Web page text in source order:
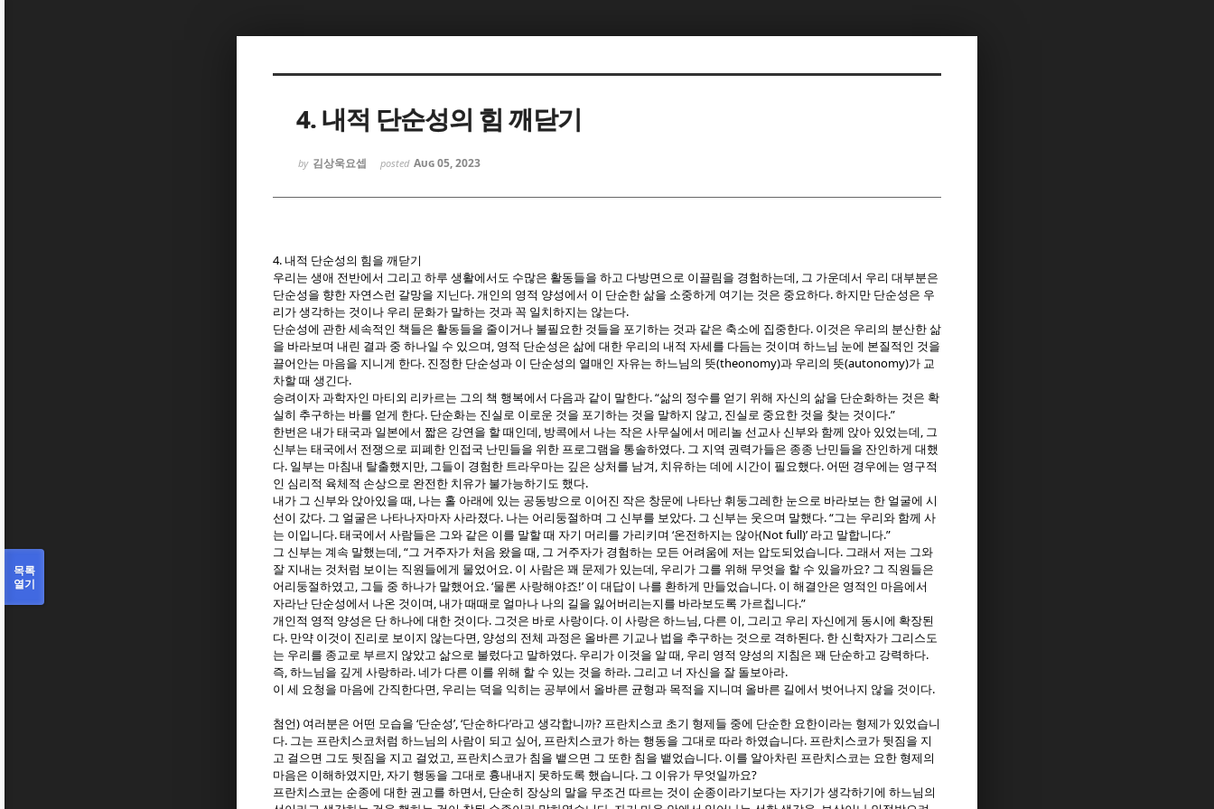
4. 내적 단순성의 힘 깨닫기
by 김상욱요셉 posted Aug 05, 2023
4. 내적 단순성의 힘을 깨닫기
우리는 생애 전반에서 그리고 하루 생활에서도 수많은 활동들을 하고 다방면으로 이끌림을 경험하는데 , 그 가운데서 우리 대부분은
단순성을 향한 자연스런 갈망을 지닌다. 개인의 영적 양성에서 이 단순한 삶을 소중하게 여기는 것은 중요하다. 하지만 단순성은 우
리가 생각하는 것이나 우리 문화가 말하는 것과 꼭 일치하지는 않는다.
단순성에 관한 세속적인 책들은 활동들을 줄이거나 불필요한 것들을 포기하는 것과 같은 축소에 집중한다. 이것은 우리의 분산한 삶
을 바라보며 내린 결과 중 하나일 수 있으며 , 영적 단순성은 삶에 대한 우리의 내적 자세를 다듬는 것이며 하느님 눈에 본질적인 것을
끌어안는 마음을 지니게 한다. 진정한 단순성과 이 단순성의 열매인 자유는 하느님의 뜻(theonomy)과 우리의 뜻(autonomy)가 교
차할 때 생긴다.
승려이자 과학자인 마티외 리카르는 그의 책 행복에서 다음과 같이 말한다. “삶의 정수를 얻기 위해 자신의 삶을 단순화하는 것은 확
실히 추구하는 바를 얻게 한다. 단순화는 진실로 이로운 것을 포기하는 것을 말하지 않고, 진실로 중요한 것을 찾는 것이다.”
한번은 내가 태국과 일본에서 짧은 강연을 할 때인데 , 방콕에서 나는 작은 사무실에서 메리놀 선교사 신부와 함께 앉아 있었는데 , 그
신부는 태국에서 전쟁으로 피폐한 인접국 난민들을 위한 프로그램을 통솔하였다. 그 지역 권력가들은 종종 난민들을 잔인하게 대했
다. 일부는 마침내 탈출했지만, 그들이 경험한 트라우마는 깊은 상처를 남겨 , 치유하는 데에 시간이 필요했다. 어떤 경우에는 영구적
인 심리적 육체적 손상으로 완전한 치유가 불가능하기도 했다.
내가 그 신부와 앉아있을 때 , 나는 홀 아래에 있는 공동방으로 이어진 작은 창문에 나타난 휘둥그레한 눈으로 바라보는 한 얼굴에 시
선이 갔다. 그 얼굴은 나타나자마자 사라졌다. 나는 어리둥절하며 그 신부를 보았다. 그 신부는 웃으며 말했다. “그는 우리와 함께 사
는 이입니다. 태국에서 사람들은 그와 같은 이를 말할 때 자기 머리를 가리키며 ‘온전하지는 않아(Not full)’ 라고 말합니다.”
그 신부는 계속 말했는데 , “그 거주자가 처음 왔을 때 , 그 거주자가 경험하는 모든 어려움에 저는 압도되었습니다. 그래서 저는 그와
잘 지내는 것처럼 보이는 직원들에게 물었어요. 이 사람은 꽤 문제가 있는데 , 우리가 그를 위해 무엇을 할 수 있을까요? 그 직원들은
어리둥절하였고, 그들 중 하나가 말했어요. ‘물론 사랑해야죠!’ 이 대답이 나를 환하게 만들었습니다. 이 해결안은 영적인 마음에서
자라난 단순성에서 나온 것이며 , 내가 때때로 얼마나 나의 길을 잃어버리는지를 바라보도록 가르칩니다.”
개인적 영적 양성은 단 하나에 대한 것이다. 그것은 바로 사랑이다. 이 사랑은 하느님 , 다른 이 , 그리고 우리 자신에게 동시에 확장된
다. 만약 이것이 진리로 보이지 않는다면 , 양성의 전체 과정은 올바른 기교나 법을 추구하는 것으로 격하된다. 한 신학자가 그리스도
는 우리를 종교로 부르지 않았고 삶으로 불렀다고 말하였다. 우리가 이것을 알 때 , 우리 영적 양성의 지침은 꽤 단순하고 강력하다.
즉, 하느님을 깊게 사랑하라. 네가 다른 이를 위해 할 수 있는 것을 하라. 그리고 너 자신을 잘 돌보아라.
이 세 요청을 마음에 간직한다면 , 우리는 덕을 익히는 공부에서 올바른 균형과 목적을 지니며 올바른 길에서 벗어나지 않을 것이다.
첨언) 여러분은 어떤 모습을 ‘단순성’, ‘단순하다’라고 생각합니까? 프란치스코 초기 형제들 중에 단순한 요한이라는 형제가 있었습니
다. 그는 프란치스코처럼 하느님의 사람이 되고 싶어 , 프란치스코가 하는 행동을 그대로 따라 하였습니다. 프란치스코가 뒷짐을 지
고 걸으면 그도 뒷짐을 지고 걸었고, 프란치스코가 침을 뱉으면 그 또한 침을 뱉었습니다. 이를 알아차린 프란치스코는 요한 형제의
마음은 이해하였지만, 자기 행동을 그대로 흉내내지 못하도록 했습니다. 그 이유가 무엇일까요?
프란치스코는 순종에 대한 권고를 하면서 , 단순히 장상의 말을 무조건 따르는 것이 순종이라기보다는 자기가 생각하기에 하느님의
목록
열기
Sketchbook5, 스케치북5
Sketchbook5, 스케치북5